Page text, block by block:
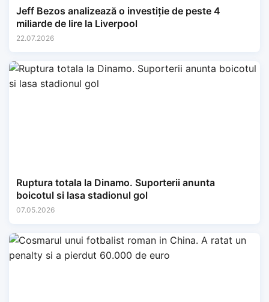
Jeff Bezos analizează o investiție de peste 4
miliarde de lire la Liverpool
22.07.2026
Ruptura totala la Dinamo. Suporterii anunta
boicotul si lasa stadionul gol
07.05.2026